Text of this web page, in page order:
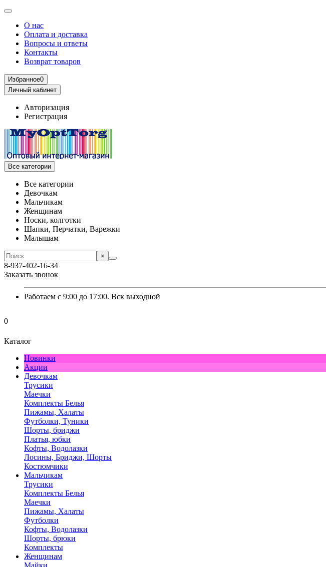
О нас
Оплата и доставка
Вопросы и ответы
Контакты
Возврат товаров
Избранное0
Личный кабинет
Авторизация
Регистрация
Все категории
Все категории
Девочкам
Мальчикам
Женщинам
Носки, колготки
Шапки, Перчатки, Варежки
Малышам
×
8-937-402-16-34
Заказать звонок
Работаем с 9:00 до 17:00. Вск выходной
0
Каталог
Новинки
Акции
Девочкам
Трусики
Маечки
Комплекты Белья
Пижамы, Халаты
Футболки, Туники
Шорты, бриджи
Платья, юбки
Кофты, Водолазки
Лосины, Бриджи, Шорты
Костюмчики
Мальчикам
Трусики
Комплекты Белья
Маечки
Пижамы, Халаты
Футболки
Кофты, Водолазки
Шорты, брюки
Комплекты
Женщинам
Майки